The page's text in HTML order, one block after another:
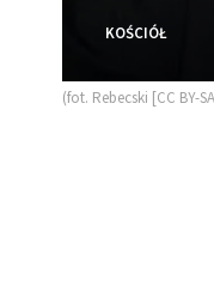
KOŚCIÓŁ
(fot. Rebecski [CC BY-